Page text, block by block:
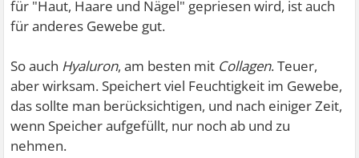
Auch ein guter Physiotherapeut ist Gold wert. Das Suchen
lohnt sich.
Mit dem Rest muss man halt dann scheinbar leben. Und
überleben tut es eher keiner, also was solls.
Falls ich Tipps gegeben habe, die im Thread bereits im
Gespräch waren, sorry, ich habe nicht alles gelesen.
für "Haut, Haare und Nägel" gepriesen wird, ist auch
für anderes Gewebe gut.
So auch Hyaluron, am besten mit Collagen. Teuer,
aber wirksam. Speichert viel Feuchtigkeit im Gewebe,
das sollte man berücksichtigen, und nach einiger Zeit,
wenn Speicher aufgefüllt, nur noch ab und zu
nehmen.